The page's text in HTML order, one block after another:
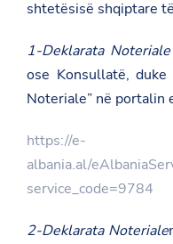
shtetësisë shqiptare
1-Deklarata Noteriale
ose Konsullatë,
Noteriale” në portalin
https://e-
albania.al/
service_code=9784
2-Deklarata Noteriale